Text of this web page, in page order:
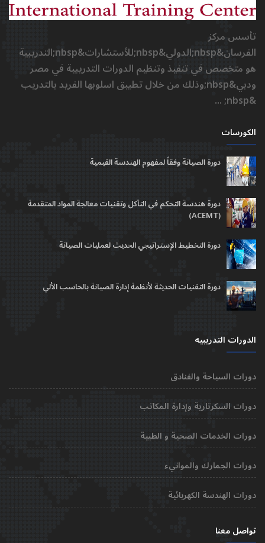
تأسس مركز
الفرسان&nbsp;الدولي&nbsp;للأستشارات&nbsp;التدريبية
هو متخصص في تنفيذ وتنظيم الدورات التدريبية في مصر
ودبي&nbsp;وذلك من خلال تطبيق اسلوبها الفريد بالتدريب
&nbsp; ...
الكورسات
دورة الصيانة وفقاً لمفهوم الهندسة القيمية
دورة هندسة التحكم في التآكل وتقنيات معالجة المواد المتقدمة
(ACEMT)
دورة التخطيط الإستراتيجي الحديث لعمليات الصيانة
دورة التقنيات الحديثة لأنظمة إدارة الصيانة بالحاسب الألي
الدورات التدريبيه
دورات السياحة والفنادق
دورات السكرتارية وإدارة المكاتب
دورات الخدمات الصحية و الطبية
دورات الجمارك والموانيء
دورات الهندسة الكهربائية
تواصل معنا